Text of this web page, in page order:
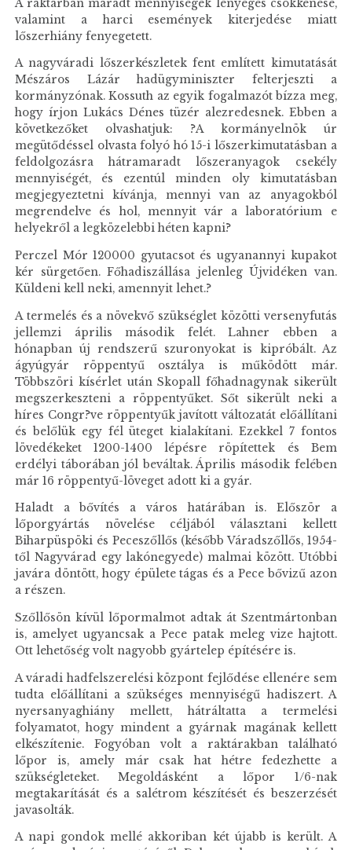
A raktárban maradt mennyiségek lényeges csökkenése,
valamint a harci események kiterjedése miatt
lőszerhiány fenyegetett.
A nagyváradi lőszerkészletek fent említett kimutatását
Mészáros Lázár hadügyminiszter felterjeszti a
kormányzónak. Kossuth az egyik fogalmazót bízza meg,
hogy írjon Lukács Dénes tüzér alezredesnek. Ebben a
következőket olvashatjuk: ?A kormányelnök úr
megütődéssel olvasta folyó hó 15-i lőszerkimutatásban a
feldolgozásra hátramaradt lőszeranyagok csekély
mennyiségét, és ezentúl minden oly kimutatásban
megjegyeztetni kívánja, mennyi van az anyagokból
megrendelve és hol, mennyit vár a laboratórium e
helyekről a legközelebbi héten kapni?
Perczel Mór 120000 gyutacsot és ugyanannyi kupakot
kér sürgetően. Főhadiszállása jelenleg Újvidéken van.
Küldeni kell neki, amennyit lehet.?
A termelés és a növekvő szükséglet közötti versenyfutás
jellemzi április második felét. Lahner ebben a
hónapban új rendszerű szuronyokat is kipróbált. Az
ágyúgyár röppentyű osztálya is működött már.
Többszöri kísérlet után Skopall főhadnagynak sikerült
megszerkeszteni a röppentyűket. Sőt sikerült neki a
híres Congr?ve röppentyűk javított változatát előállítani
és belőlük egy fél üteget kialakítani. Ezekkel 7 fontos
lövedékeket 1200-1400 lépésre röpítettek és Bem
erdélyi táborában jól beváltak. Április második felében
már 16 röppentyű-löveget adott ki a gyár.
Haladt a bővítés a város határában is. Először a
lőporgyártás növelése céljából választani kellett
Biharpüspöki és Peceszőllős (később Váradszőllős, 1954-
től Nagyvárad egy lakónegyede) malmai között. Utóbbi
javára döntött, hogy épülete tágas és a Pece bővizű azon
a részen.
Szőllősön kívül lőpormalmot adtak át Szentmártonban
is, amelyet ugyancsak a Pece patak meleg vize hajtott.
Ott lehetőség volt nagyobb gyártelep építésére is.
A váradi hadfelszerelési központ fejlődése ellenére sem
tudta előállítani a szükséges mennyiségű hadiszert. A
nyersanyaghiány mellett, hátráltatta a termelési
folyamatot, hogy mindent a gyárnak magának kellett
elkészítenie. Fogyóban volt a raktárakban található
lőpor is, amely már csak hat hétre fedezhette a
szükségleteket. Megoldásként a lőpor 1/6-nak
megtakarítását és a salétrom készítését és beszerzését
javasolták.
A napi gondok mellé akkoriban két újabb is került. A